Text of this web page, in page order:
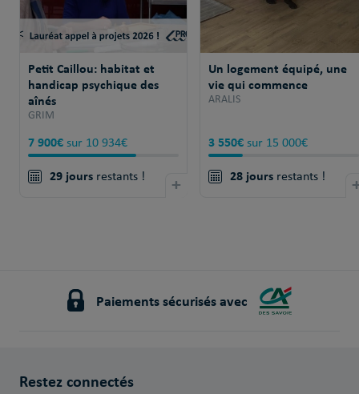
Petit Caillou: habitat et
handicap psychique des
aînés
GRIM
7 900€sur 10 934€
29 joursrestants ! +
Un logement équipé, une
vie qui commence
ARALIS
3 550€sur 15 000€
28 joursrestants !
Paiements sécurisés avec
Restez connectés